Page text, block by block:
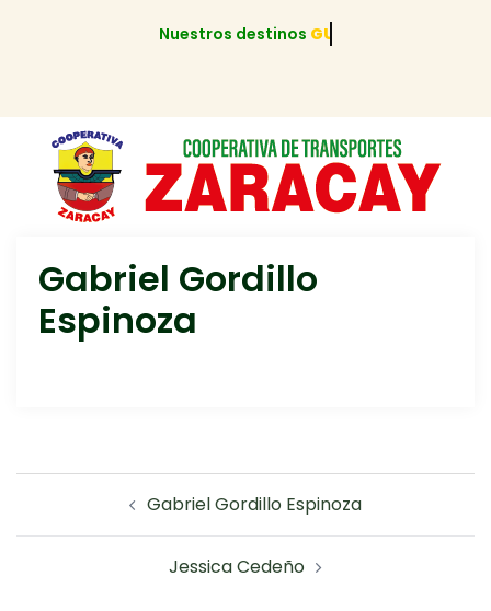
Nuestros destinosGUAYAQUIL
Gabriel Gordillo
Espinoza
Gabriel Gordillo Espinoza
Jessica Cedeño